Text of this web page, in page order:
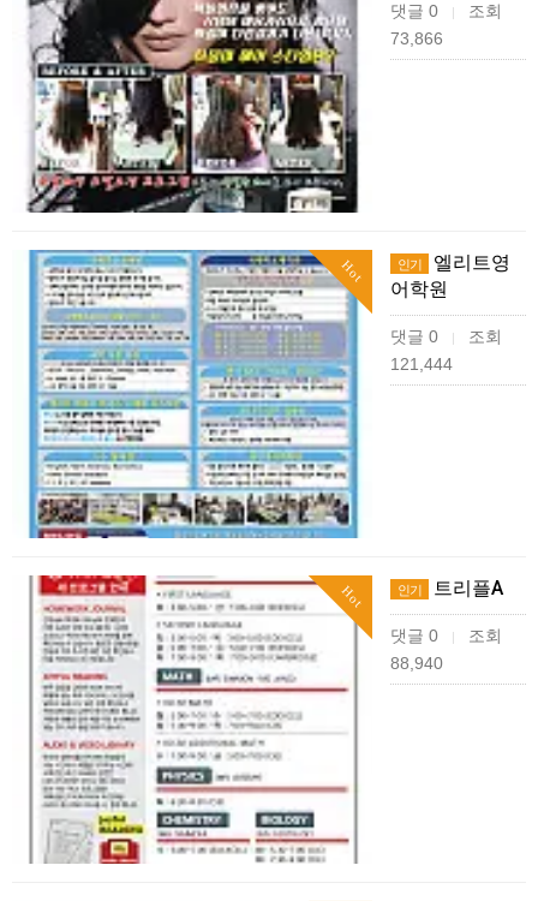
댓글 0 |
조회
73,866
Hot 인기
엘리트영
어학원
댓글 0 |
조회
121,444
Hot 인기 트리플A
댓글 0 |
조회
88,940